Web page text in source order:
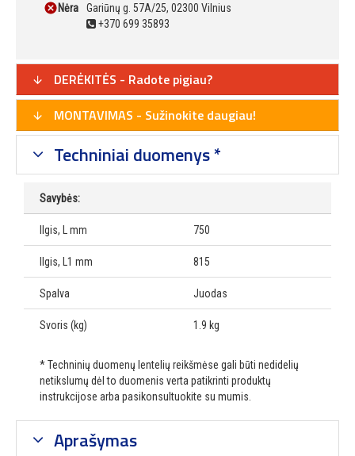
Nėra
Gariūnų g. 57A/25, 02300 Vilnius
+370 699 35893
DERĖKITĖS - Radote pigiau?
MONTAVIMAS - Sužinokite daugiau!
Techniniai duomenys *
Savybės:
Ilgis, L mm 750
Ilgis, L1 mm 815
Spalva Juodas
Svoris (kg) 1.9 kg
* Techninių duomenų lentelių reikšmėse gali būti nedidelių
netikslumų dėl to duomenis verta patikrinti produktų
instrukcijose arba pasikonsultuokite su mumis.
Aprašymas